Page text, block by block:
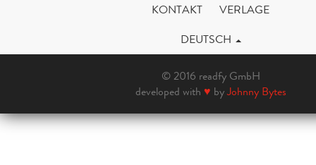
KONTAKT
VERLAGE
DEUTSCH
© 2016 readfy GmbH
developed with ♥ byJohnny Bytes